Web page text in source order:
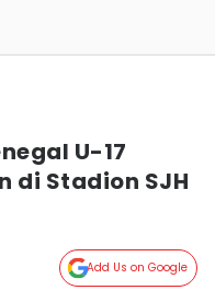
U-17
di Stadion SJH
Add Us on Google